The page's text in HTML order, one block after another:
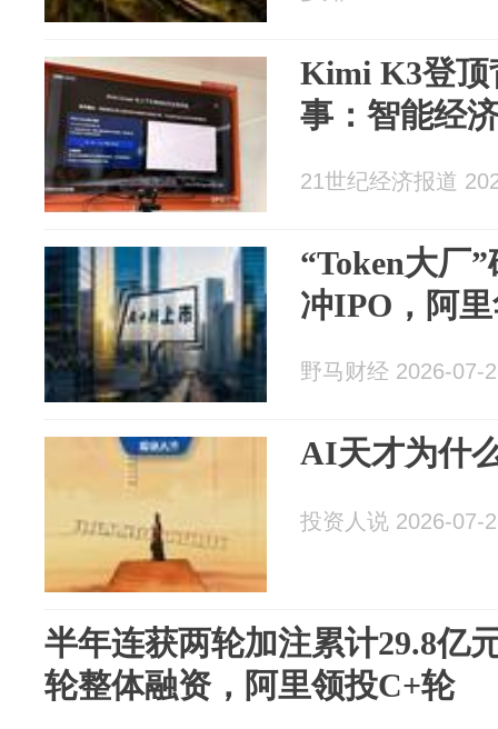
Kimi K3登
事：智能经
21世纪经济报道
“Token大厂
冲IPO，阿
野马财经 2026-07-
AI天才为什
投资人说 2026-07-
半年连获两轮加注累计29.8亿
轮整体融资，阿里领投C+轮